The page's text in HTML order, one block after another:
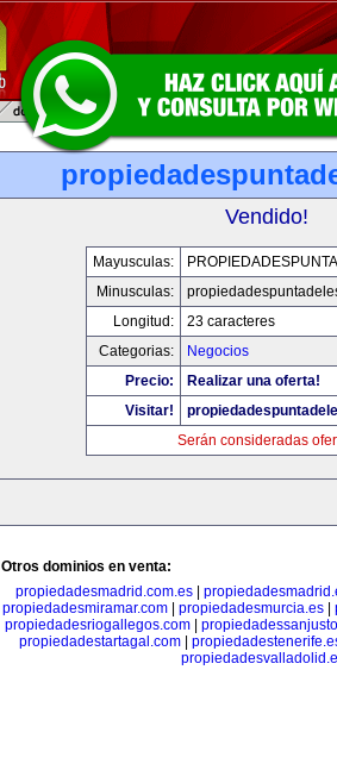
Vendido!
Mayusculas:
Minusculas:
Longitud:
23 caracteres
Categorias:
Negocios
Precio:
Realizar una oferta!
Visitar!
Serán consideradas
Otros dominios en venta:
propiedadesmadrid.com.es
propiedadesmiramar.com
propiedadesmurcia.es
propiedadesriogallegos.com|
propiedadestartagal.com|